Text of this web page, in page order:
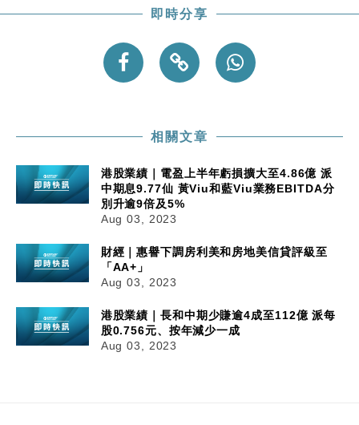
即時分享
相關文章
港股業績｜電盈上半年虧損擴大至4.86億 派
中期息9.77仙 黃Viu和藍Viu業務EBITDA分
別升逾9倍及5%
Aug 03, 2023
財經｜惠譽下調房利美和房地美信貸評級至
「AA+」
Aug 03, 2023
港股業績｜長和中期少賺逾4成至112億 派每
股0.756元、按年減少一成
Aug 03, 2023